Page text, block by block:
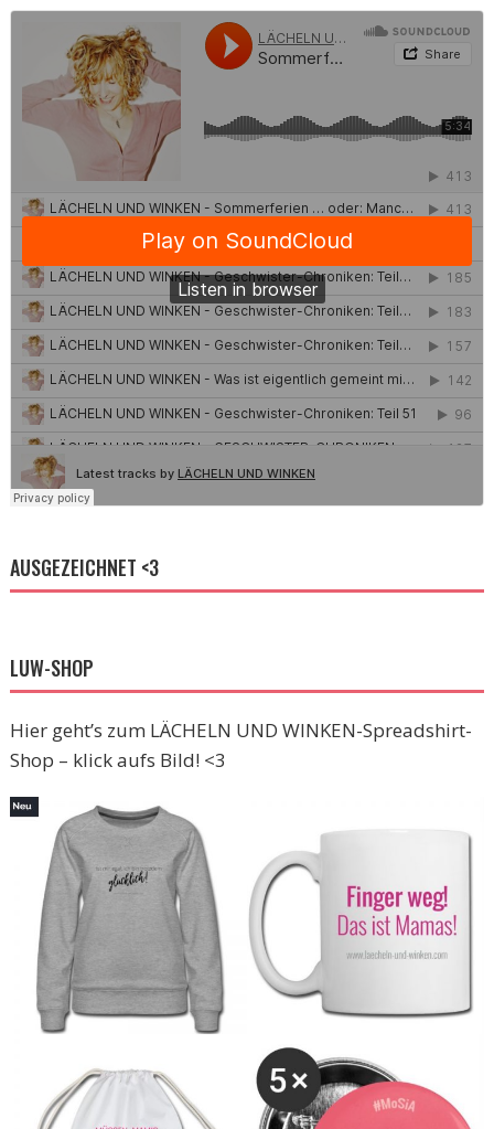
AUSGEZEICHNET <3
LUW-SHOP
Hier geht’s zum LÄCHELN UND WINKEN-Spreadshirt-
Shop – klick aufs Bild! <3